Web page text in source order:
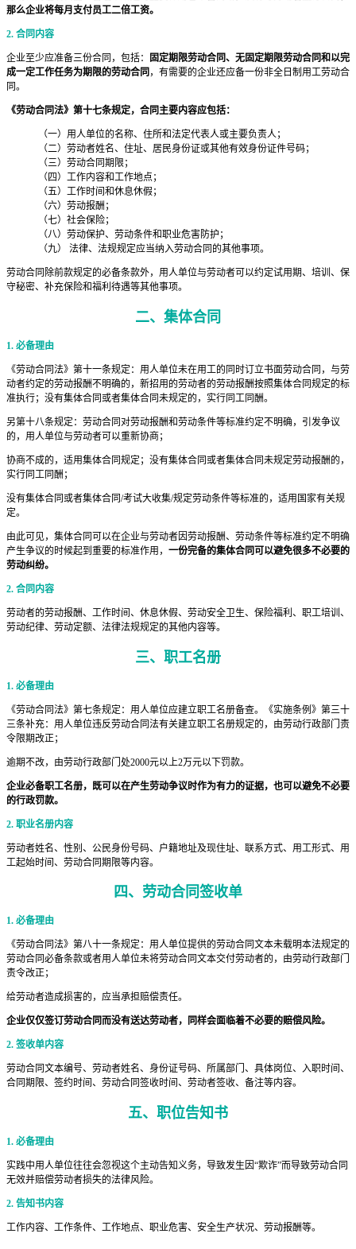
那么企业将每月支付员工二倍工资。
2. 合同内容
企业至少应准备三份合同，包括：
固定期限劳动合同、无固定期限劳动合同和以完
成一定工作任务为期限的劳动合同 ，有需要的企业还应备一份非全日制用工劳动合
同。
《劳动合同法》第十七条规定，合同主要内容应包括：
（一）用人单位的名称、住所和法定代表人或主要负责人；
（二）劳动者姓名、住址、居民身份证或其他有效身份证件号码；
（三）劳动合同期限；
（四）工作内容和工作地点；
（五）工作时间和休息休假；
（六）劳动报酬；
（七）社会保险；
（八）劳动保护、劳动条件和职业危害防护；
（九） 法律、法规规定应当纳入劳动合同的其他事项。
劳动合同除前款规定的必备条款外，用人单位与劳动者可以约定试用期、培训、保
守秘密、补充保险和福利待遇等其他事项。
二、 集体合同
1. 必备理由
《劳动合同法》第十一条规定：用人单位未在用工的同时订立书面劳动合同，与劳
动者约定的劳动报酬不明确的，新招用的劳动者的劳动报酬按照集体合同规定的标
准执行；没有集体合同或者集体合同未规定的，实行同工同酬。
另第十八条规定：劳动合同对劳动报酬和劳动条件等标准约定不明确，引发争议
的，用人单位与劳动者可以重新协商；
协商不成的，适用集体合同规定；没有集体合同或者集体合同未规定劳动报酬的，
实行同工同酬；
没有集体合同或者集体合同/考试大收集/规定劳动条件等标准的，适用国家有关规
定。
由此可见，集体合同可以在企业与劳动者因劳动报酬、劳动条件等标准约定不明确
产生争议的时候起到重要的标准作用， 一份完备的集体合同可以避免很多不必要的
劳动纠纷。
2. 合同内容
劳动者的劳动报酬、工作时间、休息休假、劳动安全卫生、保险福利、职工培训、
劳动纪律、劳动定额、法律法规规定的其他内容等。
三、 职工名册
1. 必备理由
《劳动合同法》第七条规定：用人单位应建立职工名册备查。《实施条例》第三十
三条补充：用人单位违反劳动合同法有关建立职工名册规定的，由劳动行政部门责
令限期改正；
逾期不改，由劳动行政部门处2000元以上2万元以下罚款。
企业必备职工名册，既可以在产生劳动争议时作为有力的证据，也可以避免不必要
的行政罚款。
2. 职业名册内容
劳动者姓名、性别、公民身份号码、户籍地址及现住址、联系方式、用工形式、用
工起始时间、劳动合同期限等内容。
四、 劳动合同签收单
1. 必备理由
《劳动合同法》第八十一条规定：用人单位提供的劳动合同文本未载明本法规定的
劳动合同必备条款或者用人单位未将劳动合同文本交付劳动者的，由劳动行政部门
责令改正；
给劳动者造成损害的，应当承担赔偿责任。
企业仅仅签订劳动合同而没有送达劳动者，同样会面临着不必要的赔偿风险。
2. 签收单内容
劳动合同文本编号、劳动者姓名、身份证号码、所属部门、具体岗位、入职时间、
合同期限、签约时间、劳动合同签收时间、劳动者签收、备注等内容。
五、 职位告知书
1. 必备理由
实践中用人单位往往会忽视这个主动告知义务，导致发生因“欺诈”而导致劳动合同
无效并赔偿劳动者损失的法律风险。
2. 告知书内容
工作内容、工作条件、工作地点、职业危害、安全生产状况、劳动报酬等。